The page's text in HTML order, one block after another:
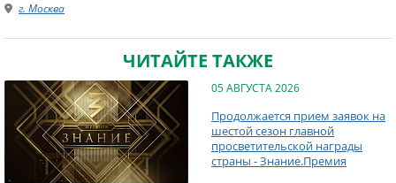
г. Москва
ЧИТАЙТЕ ТАКЖЕ
05 АВГУСТА 2026
Продолжается прием заявок на
шестой сезон главной
просветительской награды
страны - Знание.Премия